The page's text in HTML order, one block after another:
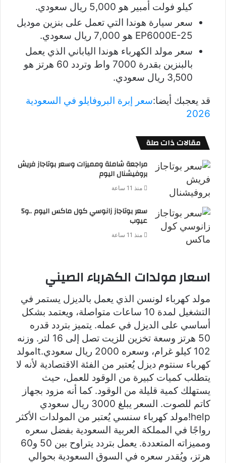
كيلو فولت أمبير هو 5,000 ريال سعودي.
سعر سيارة هوندا التي تعمل على بنزين موديل
EP6000E-25 هو 7,000 ريال سعودي.
سعر مولد الكهرباء هوندا الياباني الذي يعمل
بالبنزين بقدرة 7000 واط وتردد 60 هرتز هو
3,500 ريال سعودي.
قد يعجبك أيضا:سعر إبرة البروفايلو في السعودية
2026
مقالات ذات صلة
مراجعة شاملة ومميزات وسعر بوتاجاز فريش
بروفيشنال اليوم
منذ 11 ساعة
سعر بوتاجاز زانوسي كول ماكس اليوم ..و5
عيوب
منذ 11 ساعة
اسعار مولدات الكهرباء الصيني
مولد كهرباء لونسن الذي يعمل بالديزل يستمر في
التشغيل لمدة 10 ساعات متواصلة، ويعتمد بشكل
أساسي على الديزل في عمله. يتميز بتردد قدره
50 هرتز وسعة تخزين للزيت تصل إلى 16 لتر. وزنه
102 كيلو غرام، وسعره 2000 ريال سعودي.Itمولد
كهرباء سنتوم ديزل يُعتبر من الفئة الاقتصادية لأنه لا
يتطلب كميات كبيرة من الوقود للعمل، حيث
يستهلك كمية قليلة من الوقود. كما أنه مزود بجهاز
كاتم للصوت. السعر يبلغ 3000 ريال سعودي
help!مولد كهرباء سنسي يُعتبر من المولدات الأكثر
رواجًا في المملكة العربية السعودية بفضل سعره
ومميزاته المتعددة. يعمل بتردد يتراوح بين 50 و60
هرتز، ويُقدر سعره في السوق السعودية بحوالي